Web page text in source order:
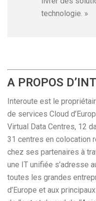
technologie. »
A PROPOS
Interoute est le
de services Cloud
Virtual Data Centres, 12
31 centres en colocation
chez ses partenaires à
une IT unifiée s’adresse
toutes les grandes
d’Europe et aux